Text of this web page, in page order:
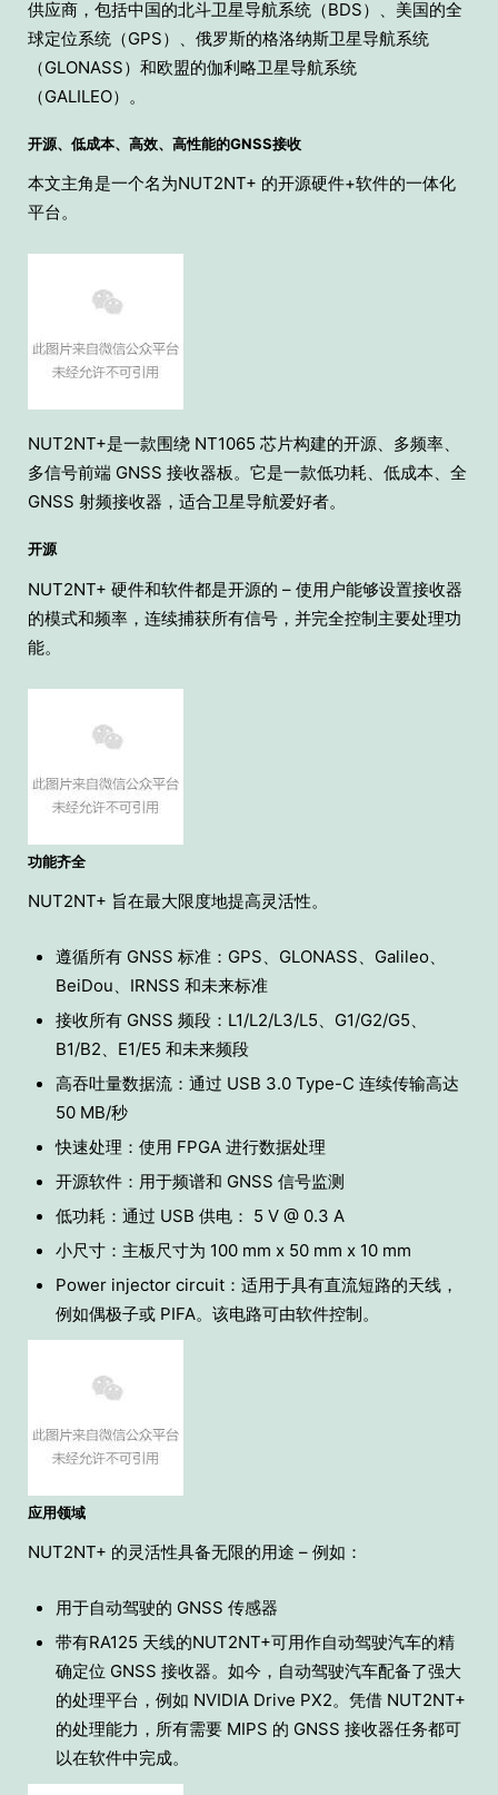
供应商，包括中国的北斗卫星导航系统（BDS）、美国的全
球定位系统（GPS）、俄罗斯的格洛纳斯卫星导航系统
（GLONASS）和欧盟的伽利略卫星导航系统
（GALILEO）。
开源、低成本、高效、高性能的GNSS接收
本文主角是一个名为NUT2NT+ 的开源硬件+软件的一体化
平台。
NUT2NT+是一款围绕 NT1065 芯片构建的开源、多频率、
多信号前端 GNSS 接收器板。它是一款低功耗、低成本、全
GNSS 射频接收器，适合卫星导航爱好者。
开源
NUT2NT+ 硬件和软件都是开源的 – 使用户能够设置接收器
的模式和频率，连续捕获所有信号，并完全控制主要处理功
能。
功能齐全
NUT2NT+ 旨在最大限度地提高灵活性。
遵循所有 GNSS 标准：GPS、GLONASS、Galileo、
BeiDou、IRNSS 和未来标准
接收所有 GNSS 频段：L1/L2/L3/L5、G1/G2/G5、
B1/B2、E1/E5 和未来频段
高吞吐量数据流：通过 USB 3.0 Type-C 连续传输高达
50 MB/秒
快速处理：使用 FPGA 进行数据处理
开源软件：用于频谱和 GNSS 信号监测
低功耗：通过 USB 供电： 5 V @ 0.3 A
小尺寸：主板尺寸为 100 mm x 50 mm x 10 mm
Power injector circuit：适用于具有直流短路的天线，
例如偶极子或 PIFA。该电路可由软件控制。
应用领域
NUT2NT+ 的灵活性具备无限的用途 – 例如：
用于自动驾驶的 GNSS 传感器
带有RA125 天线的NUT2NT+可用作自动驾驶汽车的精
确定位 GNSS 接收器。如今，自动驾驶汽车配备了强大
的处理平台，例如 NVIDIA Drive PX2。凭借 NUT2NT+
的处理能力，所有需要 MIPS 的 GNSS 接收器任务都可
以在软件中完成。